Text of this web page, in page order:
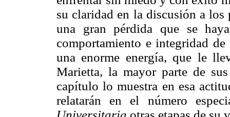
su claridad en la discusión a los
una gran pérdida que se
comportamiento e integridad
una enorme energía, que le
Marietta, la mayor parte de
capítulo lo muestra en esa
relatarán en el número